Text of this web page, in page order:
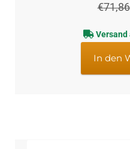
€71,86
Versand
In den